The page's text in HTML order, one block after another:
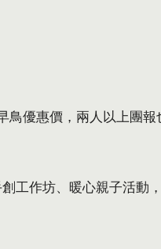
優惠價，兩人以上團報
工作坊、暖心親子活動